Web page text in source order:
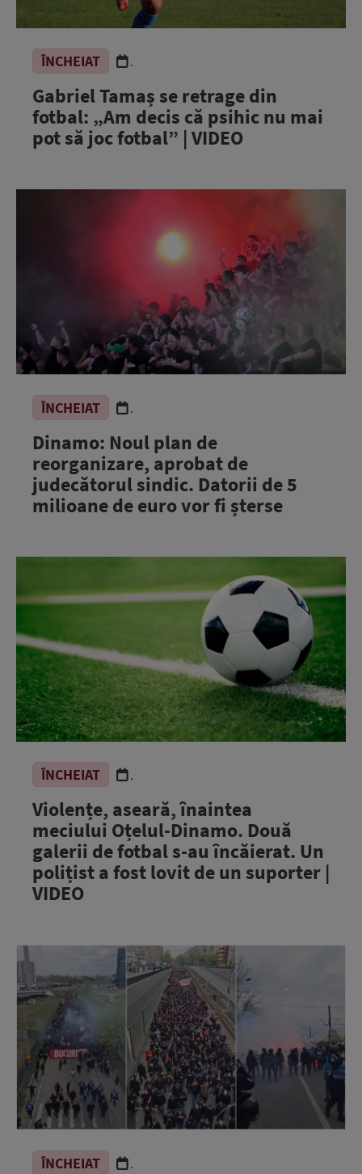
ÎNCHEIAT .
Gabriel Tamaș se retrage din
fotbal: „Am decis că psihic nu mai
pot să joc fotbal” | VIDEO
ÎNCHEIAT .
Dinamo: Noul plan de
reorganizare, aprobat de
judecătorul sindic. Datorii de 5
milioane de euro vor fi șterse
ÎNCHEIAT .
Violențe, aseară, înaintea
meciului Oțelul-Dinamo. Două
galerii de fotbal s-au încăierat. Un
polițist a fost lovit de un suporter |
VIDEO
ÎNCHEIAT .